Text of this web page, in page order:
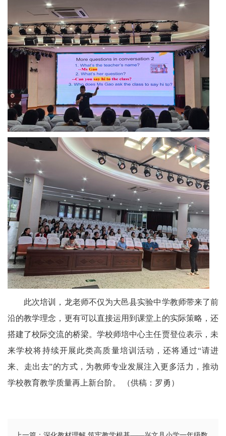
此次培训，龙老师不仅为大邑县实验中学教师带来了前
沿的教学理念，更有可以直接运用到课堂上的实际策略，还
搭建了校际交流的桥梁。学校师培中心主任贾登位表示，未
来学校将持续开展此类高质量培训活动，还将通过“请进
来、走出去”的方式，为教师专业发展注入更多活力，推动
学校教育教学质量再上新台阶。 （供稿：罗勇）